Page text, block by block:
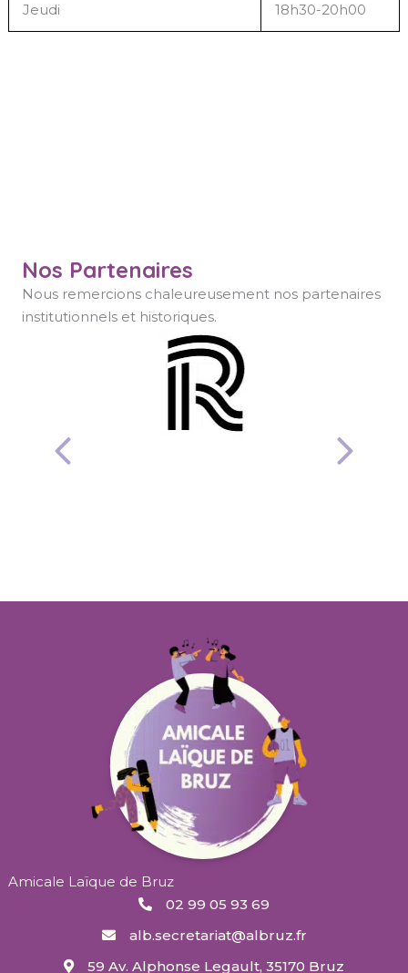
Jeudi 18h30-20h00
Nos Partenaires
Nous remercions chaleureusement nos partenaires
institutionnels et historiques.
Amicale Laïque de Bruz
02 99 05 93 69
alb.secretariat@albruz.fr
59 Av. Alphonse Legault, 35170 Bruz